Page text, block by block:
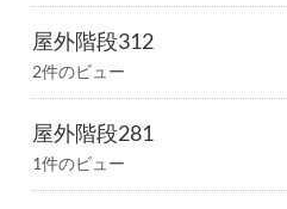
屋外階段312
2件のビュー
屋外階段281
1件のビュー